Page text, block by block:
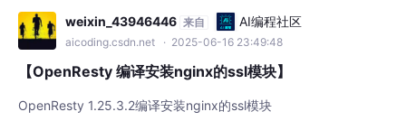
weixin_43946446 来自 AI编程社区
aicoding.csdn.net · 2025-06-16 23:49:48
【OpenResty 编译安装nginx的ssl模块】
OpenResty 1.25.3.2编译安装nginx的ssl模块